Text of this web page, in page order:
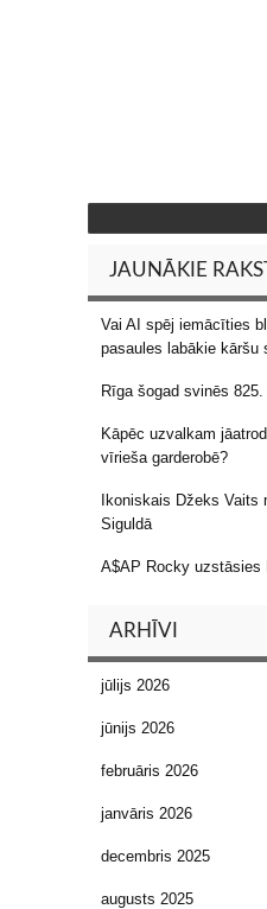
JAUNĀKIE
Vai AI spēj iemācīties
pasaules labākie kāršu
Rīga šogad svinēs
Kāpēc uzvalkam
vīrieša garderobē?
Ikoniskais Džeks Vaits
Siguldā
A$AP Rocky uzstāsies
ARHĪVI
jūlijs 2026
jūnijs 2026
februāris 2026
janvāris 2026
decembris 2025
augusts 2025